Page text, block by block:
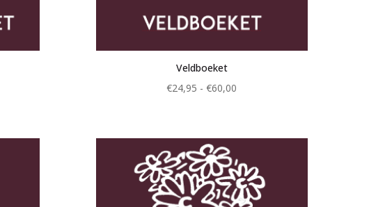
Veldboeket
€24,95 - €60,00
€60,00